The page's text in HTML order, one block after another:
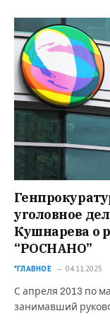
уголовное
Кушнарева о
“РОСНАНО”
*ГЛАВНОЕ 04.11.2025
С апреля 2013 по
занимавший